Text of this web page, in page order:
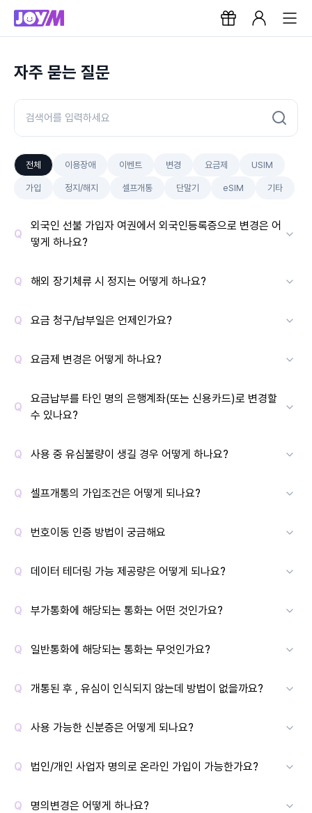
자주 묻는 질문
전체 이용장애 이벤트 변경 요금제 USIM
가입 정지/해지 셀프개통 단말기 eSIM 기타
외국인 선불 가입자 여권에서 외국인등록증으로 변경은 어
떻게 하나요?
해외 장기체류 시 정지는 어떻게 하나요?
요금 청구/납부일은 언제인가요?
요금제 변경은 어떻게 하나요?
요금납부를 타인 명의 은행계좌(또는 신용카드)로 변경할
수 있나요?
사용 중 유심불량이 생길 경우 어떻게 하나요?
셀프개통의 가입조건은 어떻게 되나요?
번호이동 인증 방법이 궁금해요
데이터 테더링 가능 제공량은 어떻게 되나요?
부가통화에 해당되는 통화는 어떤 것인가요?
일반통화에 해당되는 통화는 무엇인가요?
개통된 후 , 유심이 인식되지 않는데 방법이 없을까요?
사용 가능한 신분증은 어떻게 되나요?
법인/개인 사업자 명의로 온라인 가입이 가능한가요?
명의변경은 어떻게 하나요?